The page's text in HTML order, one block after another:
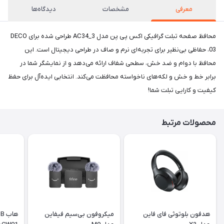
معرفی مشخصات دیدگاه‌ها
محافظ صفحه تبلت گرافیکی اکس پی پن مدل AC34_3 طراحی شده برای DECO
03، حفاظی بی‌نظیر برای تجربه‌ای نرم و صاف در طراحی دیجیتال است. این
محافظ با دوام و ضد خش، سطحی شفاف ارائه می‌دهد و از نمایشگر شما در
برابر خط و خش و لکه‌های ناخواسته محافظت می‌کند. انتخابی ایده‌آل برای حفظ
کیفیت و کارایی تبلت شما!
محصولات مرتبط
هدفون بلوتوثی فای فاین
میکروفون بی‌سیم فیفاین